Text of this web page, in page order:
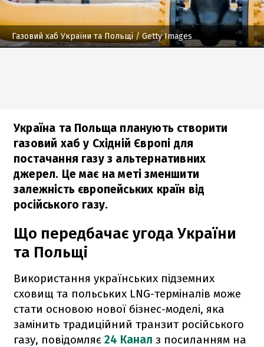
Газовий хаб України та Польщі/ Getty Images
Україна та Польща планують створити
газовий хаб у Східній Європі для
постачання газу з альтернативних
джерел. Це має на меті зменшити
залежність європейських країн від
російського газу.
Що передбачає угода України
та Польщі
Використання українських підземних
сховищ та польських LNG-терміналів може
стати основою нової бізнес-моделі, яка
замінить традиційний транзит російського
газу, повідомляє 24 Канал з посиланням на